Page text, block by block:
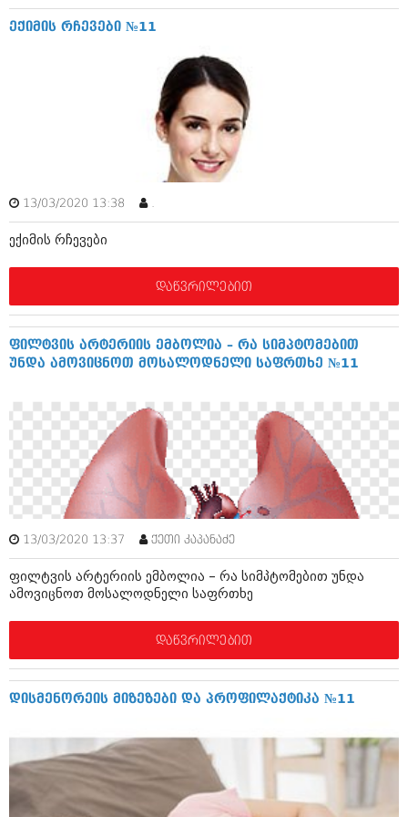
ნოემბერი 2017 (212)
სექტემბერი 2017 (261)
აგვისტო 2017 (212)
ივლისი 2017 (233)
ივნისი 2017 (265)
მაისი 2017 (216)
აპრილი 2017 (220)
მარტი 2017 (212)
თებერვალი 2017 (205)
იანვარი 2017 (246)
დეკემბერი 2016 (207)
ნოემბერი 2016 (207)
აგვისტო 2016 (258)
ივნისი 2016 (221)
მაისი 2016 (261)
აპრილი 2016 (215)
თებერვალი 2016 (250)
იანვარი 2016 (206)
დეკემბერი 2015 (207)
ნოემბერი 2015 (264)
ოქტომბერი 2015 (204)
სექტემბერი 2015 (215)
აგვისტო 2015 (286)
ივნისი 2015 (261)
აპრილი 2015 (208)
მარტი 2015 (365)
თებერვალი 2015 (286)
იანვარი 2015 (247)
დეკემბერი 2014 (342)
ოქტომბერი 2014 (292)
ივლისი 2014 (313)
ივნისი 2014 (366)
მაისი 2014 (313)
აპრილი 2014 (290)
ექიმის რჩევები №11
13/03/2020 13:38 .
ექიმის რჩევები
დაწვრილებით
ფილტვის არტერიის ემბოლია – რა სიმპტომებით
უნდა ამოვიცნოთ მოსალოდნელი საფრთხე №11
13/03/2020 13:37 ქეთი კაპანაძე
ფილტვის არტერიის ემბოლია – რა სიმპტომებით უნდა
ამოვიცნოთ მოსალოდნელი საფრთხე
დაწვრილებით
დისმენორეის მიზეზები და პროფილაქტიკა №11